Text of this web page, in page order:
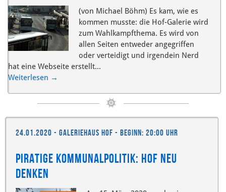
(von Michael Böhm) Es kam, wie es
kommen musste: die Hof-Galerie wird
zum Wahlkampfthema. Es wird von
allen Seiten entweder angegriffen
oder verteidigt und irgendein Nerd
hat eine Webseite erstellt...
Weiterlesen →
24.01.2020 - Galeriehaus Hof - Beginn: 20:00 Uhr
Piratige Kommunalpolitik: Hof neu
denken